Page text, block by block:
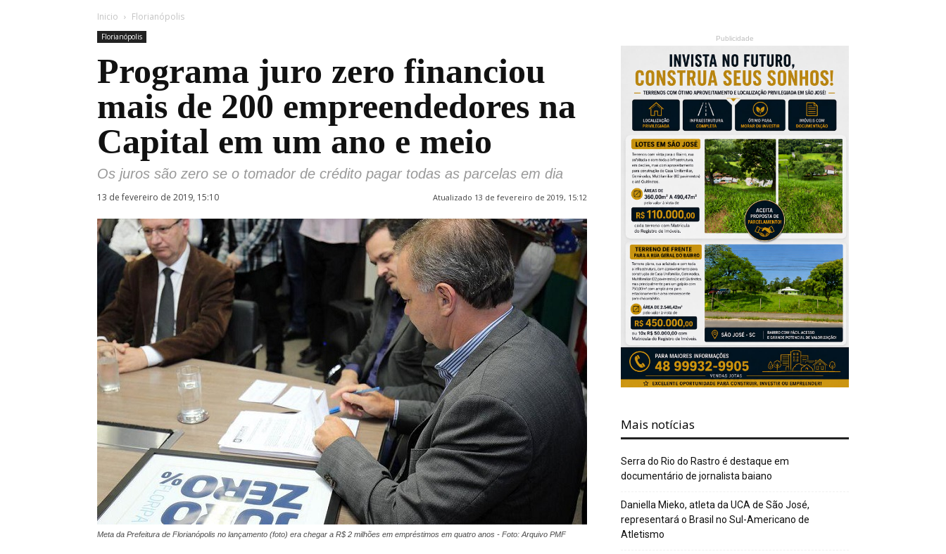
Inicio Florianópolis
Florianópolis
Programa juro zero financiou
mais de 200 empreendedores na
Capital em um ano e meio
Os juros são zero se o tomador de crédito pagar todas as parcelas em dia
13 de fevereiro de 2019, 15:10 Atualizado 13 de fevereiro de 2019, 15:12
Meta da Prefeitura de Florianópolis no lançamento (foto) era chegar a R$ 2 milhões em empréstimos em quatro anos - Foto: Arquivo PMF
Publicidade
Mais notícias
Serra do Rio do Rastro é destaque em
documentário de jornalista baiano
Daniella Mieko, atleta da UCA de São José,
representará o Brasil no Sul-Americano de
Atletismo